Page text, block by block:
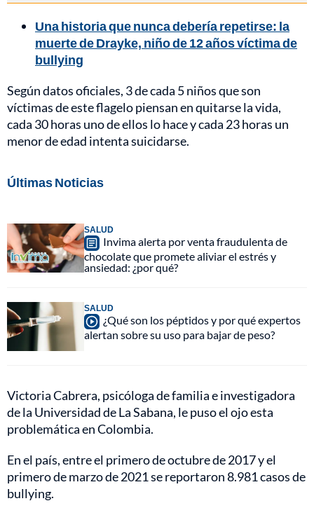
Una historia que nunca debería repetirse: la
muerte de Drayke, niño de 12 años víctima de
bullying
Según datos oficiales, 3 de cada 5 niños que son
víctimas de este flagelo piensan en quitarse la vida,
cada 30 horas uno de ellos lo hace y cada 23 horas un
menor de edad intenta suicidarse.
Últimas Noticias
SALUD
Invima alerta por venta fraudulenta de
chocolate que promete aliviar el estrés y
ansiedad: ¿por qué?
SALUD
¿Qué son los péptidos y por qué expertos
alertan sobre su uso para bajar de peso?
Victoria Cabrera, psicóloga de familia e investigadora
de la Universidad de La Sabana, le puso el ojo esta
problemática en Colombia.
En el país, entre el primero de octubre de 2017 y el
primero de marzo de 2021 se reportaron 8.981 casos de
bullying.